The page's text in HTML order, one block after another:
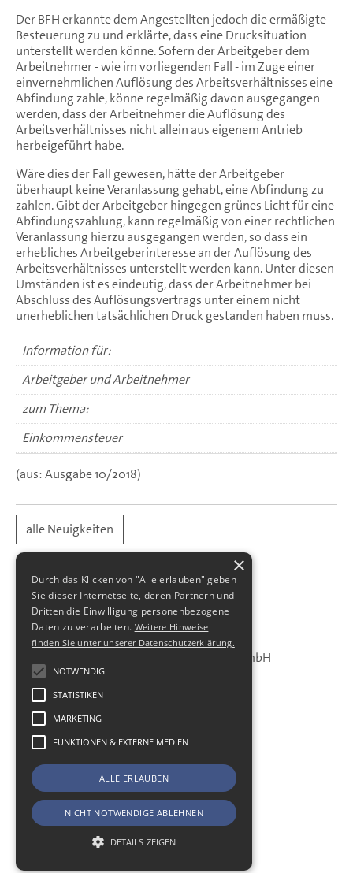
Der BFH erkannte dem Angestellten jedoch die ermäßigte
Besteuerung zu und erklärte, dass eine Drucksituation
unterstellt werden könne. Sofern der Arbeitgeber dem
Arbeitnehmer - wie im vorliegenden Fall - im Zuge einer
einvernehmlichen Auflösung des Arbeitsverhältnisses eine
Abfindung zahle, könne regelmäßig davon ausgegangen
werden, dass der Arbeitnehmer die Auflösung des
Arbeitsverhältnisses nicht allein aus eigenem Antrieb
herbeigeführt habe.
Wäre dies der Fall gewesen, hätte der Arbeitgeber
überhaupt keine Veranlassung gehabt, eine Abfindung zu
zahlen. Gibt der Arbeitgeber hingegen grünes Licht für eine
Abfindungszahlung, kann regelmäßig von einer rechtlichen
Veranlassung hierzu ausgegangen werden, so dass ein
erhebliches Arbeitgeberinteresse an der Auflösung des
Arbeitsverhältnisses unterstellt werden kann. Unter diesen
Umständen ist es eindeutig, dass der Arbeitnehmer bei
Abschluss des Auflösungsvertrags unter einem nicht
unerheblichen tatsächlichen Druck gestanden haben muss.
Information für:
Arbeitgeber und Arbeitnehmer
zum Thema:
Einkommensteuer
(aus: Ausgabe 10/2018)
alle Neuigkeiten
SBS
SBS Richter, Trenner & Kollegen GmbH
Steuerberatungsgesellschaft
Hohe Straße 55
01187Dresden
Telefax:+49 (0) 351 - 87 32 699
E-Mail:kanzlei@sbsdresden.de
ESt-Helfer
Start
Impressum
Datenschutz
×
Durch das Klicken von "Alle erlauben" geben
Sie dieser Internetseite, deren Partnern und
Dritten die Einwilligung personenbezogene
Daten zu verarbeiten. Weitere Hinweise
finden Sie unter unserer Datenschutzerklärung.
NOTWENDIG
STATISTIKEN
MARKETING
FUNKTIONEN & EXTERNE MEDIEN
ALLE ERLAUBEN
NICHT NOTWENDIGE ABLEHNEN
DETAILS ZEIGEN